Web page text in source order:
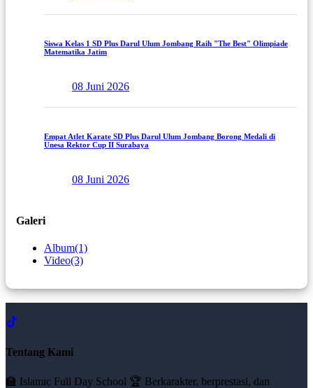
Siswa Kelas 1 SD Plus Darul Ulum Jombang Raih "The Best" Olimpiade
Matematika Jatim
08 Juni 2026
Empat Atlet Karate SD Plus Darul Ulum Jombang Borong Medali di
Unesa Rektor Cup II Surabaya
08 Juni 2026
Galeri
Album(1)
Video(3)
Tentang Kami
🏫 Islamic Full Day School 🏆 Berkarakter, berprestasi, dan